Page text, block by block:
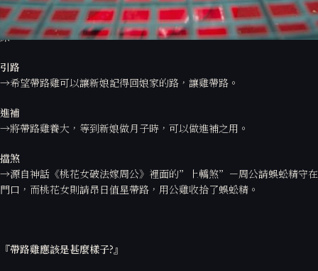
→也有另一種預測方式，帶到新房時放出來，看是公雞還是母雞先跳上
床。
引路
→希望帶路雞可以讓新娘記得回娘家的路，讓雞帶路。
進補
→將帶路雞養大，等到新娘做月子時，可以做進補之用。
擋煞
→源自神話《桃花女破法嫁周公》裡面的”上轎煞”－周公請蜈蚣精守在
門口，而桃花女則請昂日值星帶路，用公雞收拾了蜈蚣精。
『帶路雞應該是甚麼樣子?』